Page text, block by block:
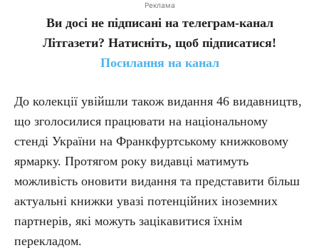
Реклама
Ви досі не підписані на телеграм-канал
Літгазети? Натисніть, щоб підписатися!
Посилання на канал
До колекції увійшли також видання 46 видавництв,
що зголосилися працювати на національному
стенді України на Франкфуртському книжковому
ярмарку. Протягом року видавці матимуть
можливість оновити видання та представити більш
актуальні книжки увазі потенційних іноземних
партнерів, які можуть зацікавитися їхнім
перекладом.